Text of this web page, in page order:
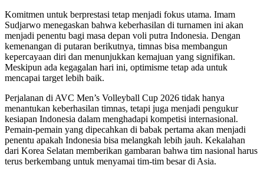
Komitmen untuk berprestasi tetap menjadi fokus utama. Imam
Sudjarwo menegaskan bahwa keberhasilan di turnamen ini akan
menjadi penentu bagi masa depan voli putra Indonesia. Dengan
kemenangan di putaran berikutnya, timnas bisa membangun
kepercayaan diri dan menunjukkan kemajuan yang signifikan.
Meskipun ada kegagalan hari ini, optimisme tetap ada untuk
mencapai target lebih baik.
Perjalanan di AVC Men’s Volleyball Cup 2026 tidak hanya
menantukan keberhasilan timnas, tetapi juga menjadi pengukur
kesiapan Indonesia dalam menghadapi kompetisi internasional.
Pemain-pemain yang dipecahkan di babak pertama akan menjadi
penentu apakah Indonesia bisa melangkah lebih jauh. Kekalahan
dari Korea Selatan memberikan gambaran bahwa tim nasional harus
terus berkembang untuk menyamai tim-tim besar di Asia.